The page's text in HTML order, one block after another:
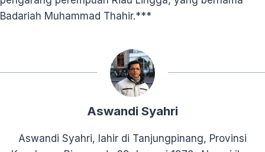
Badariah Muhammad Thahir.***
Aswandi Syahri
Aswandi Syahri, lahir di Tanjungpinang, Provinsi